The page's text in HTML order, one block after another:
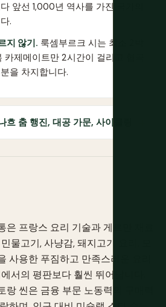
앞선 1,000년 역사를 가진 국가의
.
지 않기. 룩셈부르크 시는 최소 2박
카제메이트만 2시간이 걸리고 협곡
을 차지합니다.
흐 춤 행진, 대공 가문, 사이클링
프랑스 요리 기술과 게르만 재료
물고기, 사냥감, 돼지고기 요리, 모
사용한 푸짐하고 만족스러운 요리
서의 평판보다 훨씬 뛰어납니다.
씬은 금융 부문 노동력의 구매력